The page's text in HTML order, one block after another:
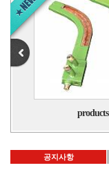
products
.
공지사항